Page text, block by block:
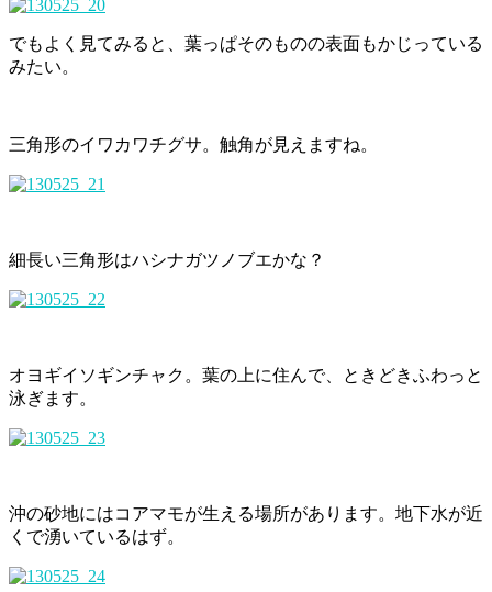
でもよく見てみると、葉っぱそのものの表面もかじっている
みたい。
三角形のイワカワチグサ。触角が見えますね。
細長い三角形はハシナガツノブエかな？
オヨギイソギンチャク。葉の上に住んで、ときどきふわっと
泳ぎます。
沖の砂地にはコアマモが生える場所があります。地下水が近
くで湧いているはず。